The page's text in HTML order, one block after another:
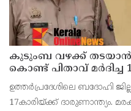
കുടുംബ വഴക്ക്
കൊണ്ട് പിതാവ് മർദിച്ച
ഉത്തര്‍പ്രദേശിലെ ബദോഹി
17കാരിയ്ക്ക് ദാരുണാന്ത്യം.